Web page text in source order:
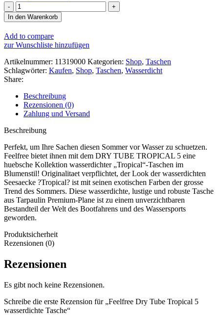
Feelfree
Dry
Tube
Tropical
5
wasserdichte
Tasche
Menge
In den Warenkorb
Add to compare
zur Wunschliste hinzufügen
Artikelnummer: 11319000 Kategorien: Shop, Taschen
Schlagwörter: Kaufen, Shop, Taschen, Wasserdicht
Share:
Beschreibung
Rezensionen (0)
Zahlung und Versand
Beschreibung
Perfekt, um Ihre Sachen diesen Sommer vor Wasser zu schuetzen.
Feelfree bietet ihnen mit dem DRY TUBE TROPICAL 5 eine
huebsche Kollektion wasserdichter „Tropical“-Taschen im
Blumenstil! Originalitaet verpflichtet, der Look der wasserdichten
Seesaecke ?Tropical? ist mit seinen exotischen Farben der grosse
Trend des Sommers. Diese wasserdichte, lustige und robuste Tasche
aus Tarpaulin Premium-Plane ist zu einem unverzichtbaren
Bestandteil der Welt des Bootfahrens und des Wassersports
geworden.
Produktsicherheit
Rezensionen (0)
Rezensionen
Es gibt noch keine Rezensionen.
Schreibe die erste Rezension für „Feelfree Dry Tube Tropical 5
wasserdichte Tasche“